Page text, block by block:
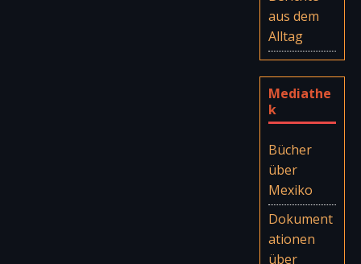
aus dem
Alltag
Mediathe
k
Bücher
über
Mexiko
Dokument
ationen
über